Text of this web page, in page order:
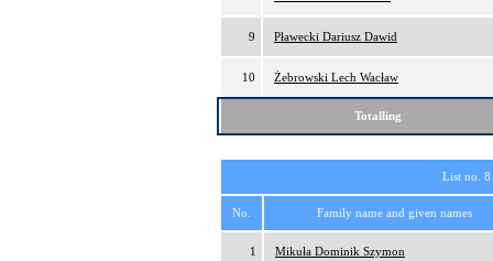
9 Pławecki Dariusz Dawid
10 Żebrowski Lech Wacław
Totalling
List no.
No. Family name and given names
1 Mikuła Dominik Szymon